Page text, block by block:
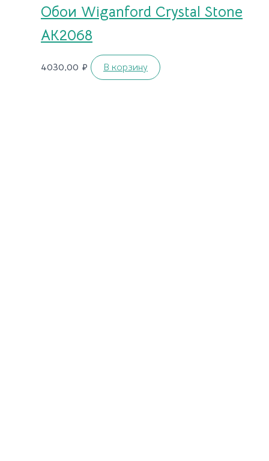
Обои Wiganford Crystal Stone
AK2068
4030,00 ₽ В корзину